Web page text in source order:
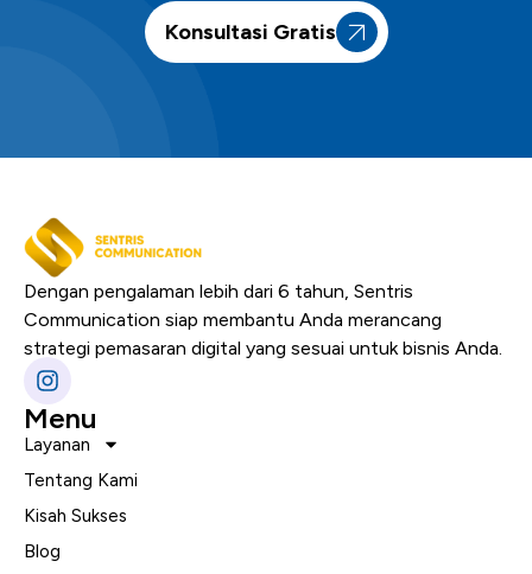
Konsultasi Gratis
Dengan pengalaman lebih dari 6 tahun, Sentris
Communication siap membantu Anda merancang
strategi pemasaran digital yang sesuai untuk bisnis Anda.
Menu
Layanan
Tentang Kami
Kisah Sukses
Blog